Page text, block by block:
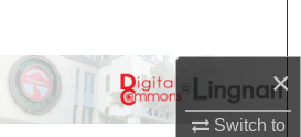
×
Switch to
Collections